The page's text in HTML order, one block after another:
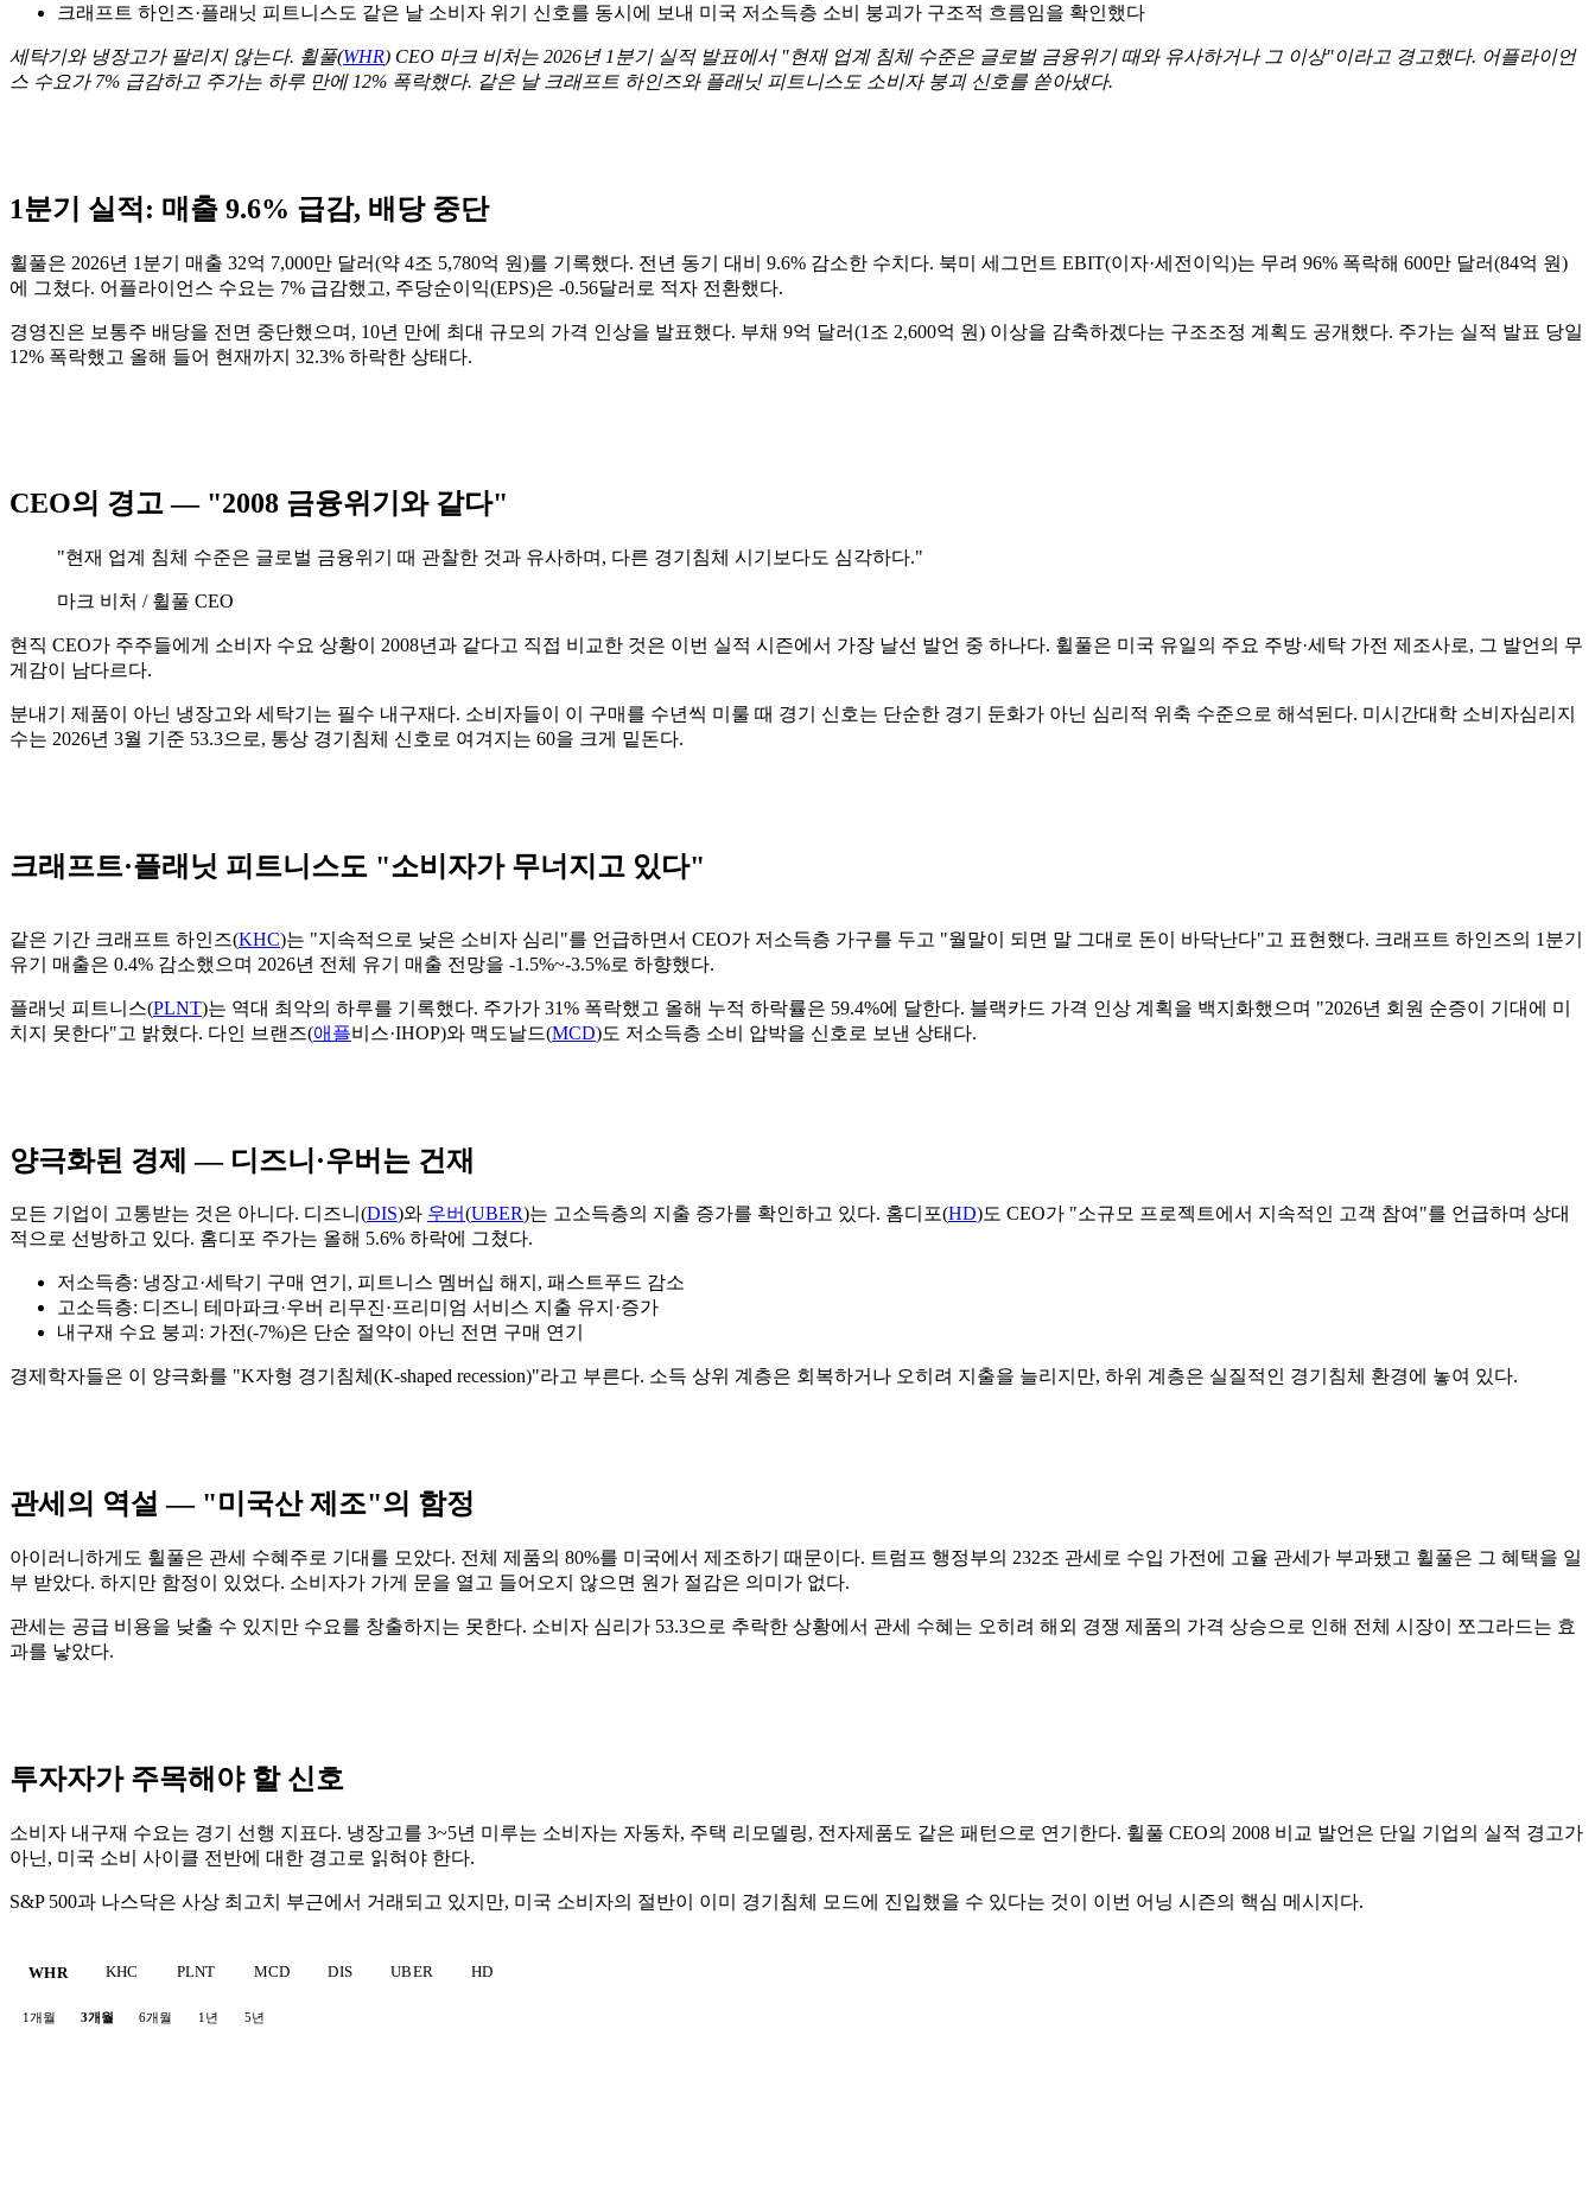
크래프트 하인즈·플래닛 피트니스도 같은 날 소비자 위기 신호를 동시에 보내 미국 저소득층 소비 붕괴가 구조적 흐름임을 확인했다
세탁기와 냉장고가 팔리지 않는다. 휠풀(WHR) CEO 마크 비처는 2026년 1분기 실적 발표에서 "현재 업계 침체 수준은 글로벌 금융위기 때와 유사하거나 그 이상"이라고 경고했다. 어플라이언
스 수요가 7% 급감하고 주가는 하루 만에 12% 폭락했다. 같은 날 크래프트 하인즈와 플래닛 피트니스도 소비자 붕괴 신호를 쏟아냈다.
1분기 실적: 매출 9.6% 급감, 배당 중단
휠풀은 2026년 1분기 매출 32억 7,000만 달러(약 4조 5,780억 원)를 기록했다. 전년 동기 대비 9.6% 감소한 수치다. 북미 세그먼트 EBIT(이자·세전이익)는 무려 96% 폭락해 600만 달러(84억 원)
에 그쳤다. 어플라이언스 수요는 7% 급감했고, 주당순이익(EPS)은 -0.56달러로 적자 전환했다.
경영진은 보통주 배당을 전면 중단했으며, 10년 만에 최대 규모의 가격 인상을 발표했다. 부채 9억 달러(1조 2,600억 원) 이상을 감축하겠다는 구조조정 계획도 공개했다. 주가는 실적 발표 당일
12% 폭락했고 올해 들어 현재까지 32.3% 하락한 상태다.
CEO의 경고 — "2008 금융위기와 같다"
"현재 업계 침체 수준은 글로벌 금융위기 때 관찰한 것과 유사하며, 다른 경기침체 시기보다도 심각하다."
마크 비처 / 휠풀 CEO
현직 CEO가 주주들에게 소비자 수요 상황이 2008년과 같다고 직접 비교한 것은 이번 실적 시즌에서 가장 날선 발언 중 하나다. 휠풀은 미국 유일의 주요 주방·세탁 가전 제조사로, 그 발언의 무
게감이 남다르다.
분내기 제품이 아닌 냉장고와 세탁기는 필수 내구재다. 소비자들이 이 구매를 수년씩 미룰 때 경기 신호는 단순한 경기 둔화가 아닌 심리적 위축 수준으로 해석된다. 미시간대학 소비자심리지
수는 2026년 3월 기준 53.3으로, 통상 경기침체 신호로 여겨지는 60을 크게 밑돈다.
크래프트·플래닛 피트니스도 "소비자가 무너지고 있다"
같은 기간 크래프트 하인즈(KHC)는 "지속적으로 낮은 소비자 심리"를 언급하면서 CEO가 저소득층 가구를 두고 "월말이 되면 말 그대로 돈이 바닥난다"고 표현했다. 크래프트 하인즈의 1분기
유기 매출은 0.4% 감소했으며 2026년 전체 유기 매출 전망을 -1.5%~-3.5%로 하향했다.
플래닛 피트니스(PLNT)는 역대 최악의 하루를 기록했다. 주가가 31% 폭락했고 올해 누적 하락률은 59.4%에 달한다. 블랙카드 가격 인상 계획을 백지화했으며 "2026년 회원 순증이 기대에 미
치지 못한다"고 밝혔다. 다인 브랜즈(애플비스·IHOP)와 맥도날드(MCD)도 저소득층 소비 압박을 신호로 보낸 상태다.
양극화된 경제 — 디즈니·우버는 건재
모든 기업이 고통받는 것은 아니다. 디즈니(DIS)와 우버(UBER)는 고소득층의 지출 증가를 확인하고 있다. 홈디포(HD)도 CEO가 "소규모 프로젝트에서 지속적인 고객 참여"를 언급하며 상대
적으로 선방하고 있다. 홈디포 주가는 올해 5.6% 하락에 그쳤다.
저소득층: 냉장고·세탁기 구매 연기, 피트니스 멤버십 해지, 패스트푸드 감소
고소득층: 디즈니 테마파크·우버 리무진·프리미엄 서비스 지출 유지·증가
내구재 수요 붕괴: 가전(-7%)은 단순 절약이 아닌 전면 구매 연기
경제학자들은 이 양극화를 "K자형 경기침체(K-shaped recession)"라고 부른다. 소득 상위 계층은 회복하거나 오히려 지출을 늘리지만, 하위 계층은 실질적인 경기침체 환경에 놓여 있다.
관세의 역설 — "미국산 제조"의 함정
아이러니하게도 휠풀은 관세 수혜주로 기대를 모았다. 전체 제품의 80%를 미국에서 제조하기 때문이다. 트럼프 행정부의 232조 관세로 수입 가전에 고율 관세가 부과됐고 휠풀은 그 혜택을 일
부 받았다. 하지만 함정이 있었다. 소비자가 가게 문을 열고 들어오지 않으면 원가 절감은 의미가 없다.
관세는 공급 비용을 낮출 수 있지만 수요를 창출하지는 못한다. 소비자 심리가 53.3으로 추락한 상황에서 관세 수혜는 오히려 해외 경쟁 제품의 가격 상승으로 인해 전체 시장이 쪼그라드는 효
과를 낳았다.
투자자가 주목해야 할 신호
소비자 내구재 수요는 경기 선행 지표다. 냉장고를 3~5년 미루는 소비자는 자동차, 주택 리모델링, 전자제품도 같은 패턴으로 연기한다. 휠풀 CEO의 2008 비교 발언은 단일 기업의 실적 경고가
아닌, 미국 소비 사이클 전반에 대한 경고로 읽혀야 한다.
S&P 500과 나스닥은 사상 최고치 부근에서 거래되고 있지만, 미국 소비자의 절반이 이미 경기침체 모드에 진입했을 수 있다는 것이 이번 어닝 시즌의 핵심 메시지다.
WHR KHC PLNT MCD DIS UBER HD
1개월 3개월 6개월 1년 5년